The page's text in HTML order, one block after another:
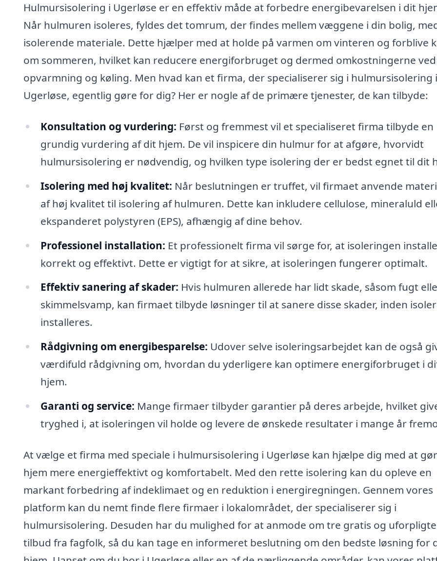
Hulmursisolering i Ugerløse er en effektiv måde at forbedre energibevarelsen i dit
Når hulmuren isoleres, fyldes det tomrum, der findes mellem væggene i din bolig,
isolerende materiale. Dette hjælper med at holde på varmen om vinteren og forblive
om sommeren, hvilket kan reducere energiforbruget og dermed omkostningerne ved
opvarmning og køling. Men hvad kan et firma, der specialiserer sig i hulmursisolering i
Ugerløse, egentlig gøre for dig? Her er nogle af de primære tjenester, de kan tilbyde:
Konsultation og vurdering: Først og fremmest vil et specialiseret firma tilbyde en
grundig vurdering af dit hjem. De vil inspicere din hulmur for at afgøre, hvorvidt
hulmursisolering er nødvendig, og hvilken type isolering der er bedst egnet til dit
Isolering med høj kvalitet: Når beslutningen er truffet, vil firmaet anvende
af høj kvalitet til isolering af hulmuren. Dette kan inkludere cellulose, mineraluld
ekspanderet polystyren (EPS), afhængig af dine behov.
Professionel installation: Et professionelt firma vil sørge for, at isoleringen
korrekt og effektivt. Dette er vigtigt for at sikre, at isoleringen fungerer optimalt.
Effektiv sanering af skader: Hvis hulmuren allerede har lidt skade, såsom fugt
skimmelsvamp, kan firmaet tilbyde løsninger til at sanere disse skader, inden
installeres.
Rådgivning om energibesparelse: Udover selve isoleringsarbejdet kan de også
værdifuld rådgivning om, hvordan du yderligere kan optimere energiforbruget i
hjem.
Garanti og service: Mange firmaer tilbyder garantier på deres arbejde, hvilket
tryghed i, at isoleringen vil holde og levere de ønskede resultater i mange år
At vælge et firma med speciale i hulmursisolering i Ugerløse kan hjælpe dig med at
hjem mere energieffektivt og komfortabelt. Med den rette isolering kan du opleve en
markant forbedring af indeklimaet og en reduktion i energiregningen. Gennem vores
platform kan du nemt finde flere firmaer i lokalområdet, der specialiserer sig i
hulmursisolering. Desuden har du mulighed for at anmode om tre gratis og
tilbud fra fagfolk, så du kan tage en informeret beslutning om den bedste løsning for